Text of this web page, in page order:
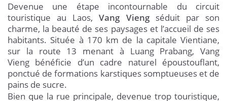
Devenue une étape incontournable du circuit
touristique au Laos,Vang Viengséduit par son
charme, la beauté de ses paysages et l’accueil de ses
habitants. Située à 170 km de la capitale Vientiane,
sur la route 13 menant à Luang Prabang, Vang
Vieng bénéficie d’un cadre naturel époustouflant,
ponctué de formations karstiques somptueuses et de
pains de sucre.
Bien que la rue principale, devenue trop touristique,